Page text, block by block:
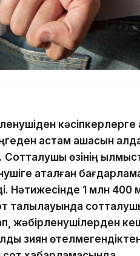
кәсіпкерлерге
астам ақшасын
Сотталушы өзінің
аталған
Нәтижесінде 1 млн 400
талқылауында
жәбірленушілерден
зиян